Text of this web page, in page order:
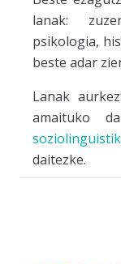
lanak:
psikologia,
beste adar
Lanak
amaituko
daitezke.